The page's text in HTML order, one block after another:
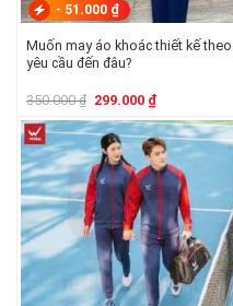
- 51.000 ₫
Muốn may áo khoác thiết kế theo
yêu cầu đến đâu?
350.000₫ Giá
là:
350.000 ₫.
299.000 ₫Giá
hiện
tại
là:
299.000 ₫.